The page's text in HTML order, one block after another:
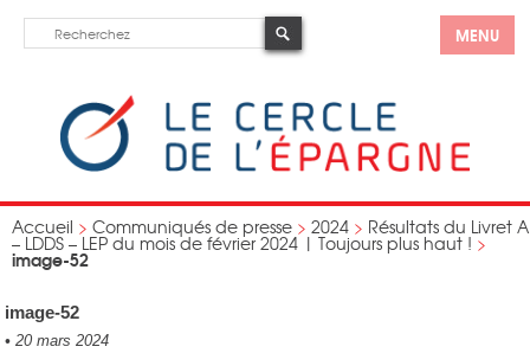
MENU
Accueil > Communiqués de presse > 2024 > Résultats du Livret A
– LDDS – LEP du mois de février 2024 | Toujours plus haut ! >
image-52
image-52
• 20 mars 2024